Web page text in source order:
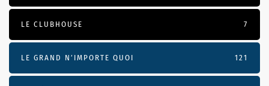
LE CLUBHOUSE 7
LE GRAND N’IMPORTE QUOI 121